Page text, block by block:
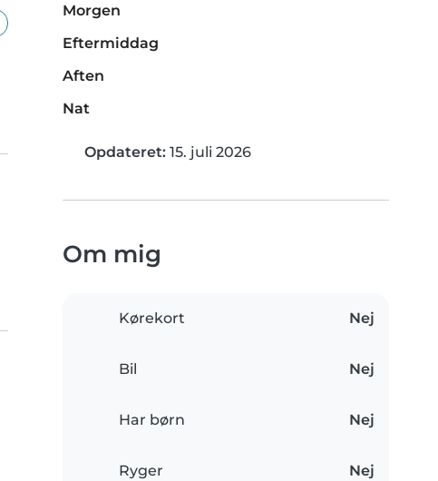
Morgen
Eftermiddag
Aften
Nat
Opdateret: 15. juli 2026
Om mig
Kørekort Nej
Bil Nej
Har børn Nej
Ryger Nej